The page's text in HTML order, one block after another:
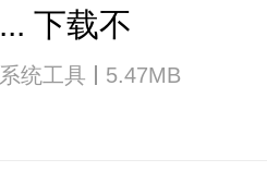
... 下载不
系统工具 5.47MB